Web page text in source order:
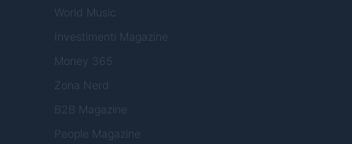
World Music
Investimenti Magazine
Money 365
Zona Nerd
B2B Magazine
People Magazine